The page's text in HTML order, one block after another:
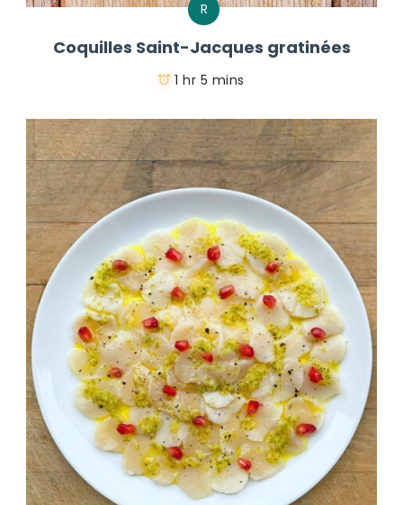
R
Coquilles Saint-Jacques gratinées
1 hr 5 mins